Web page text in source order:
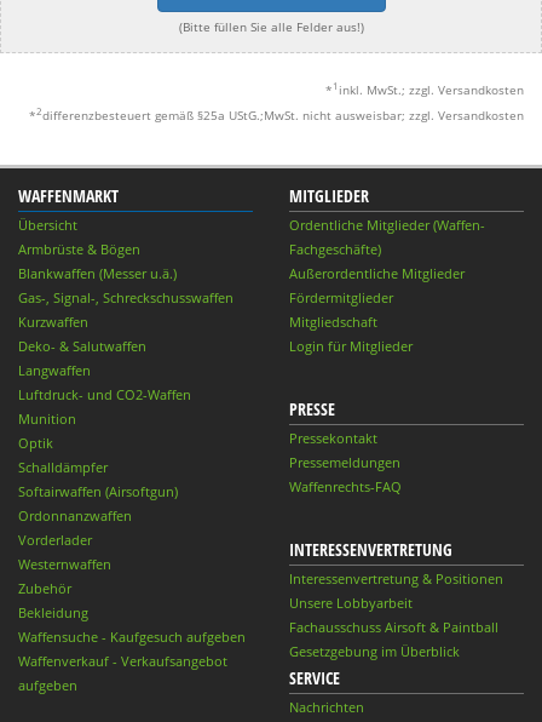
(Bitte füllen Sie alle Felder aus!)
* 1 inkl. MwSt.; zzgl. Versandkosten
*2differenzbesteuert gemäß §25a UStG.;MwSt. nicht ausweisbar; zzgl. Versandkosten
WAFFENMARKT
Übersicht
Armbrüste & Bögen
Blankwaffen (Messer u.ä.)
Gas-, Signal-, Schreckschusswaffen
Kurzwaffen
Deko- & Salutwaffen
Langwaffen
Luftdruck- und CO2-Waffen
Munition
Optik
Schalldämpfer
Softairwaffen (Airsoftgun)
Ordonnanzwaffen
Vorderlader
Westernwaffen
Zubehör
Bekleidung
Waffensuche - Kaufgesuch aufgeben
Waffenverkauf - Verkaufsangebot
aufgeben
MITGLIEDER
Ordentliche Mitglieder (Waffen-
Fachgeschäfte)
Außerordentliche Mitglieder
Fördermitglieder
Mitgliedschaft
Login für Mitglieder
PRESSE
Pressekontakt
Pressemeldungen
Waffenrechts-FAQ
INTERESSENVERTRETUNG
Interessenvertretung & Positionen
Unsere Lobbyarbeit
Fachausschuss Airsoft & Paintball
Gesetzgebung im Überblick
SERVICE
Nachrichten